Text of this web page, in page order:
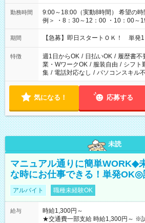
勤務時間
9:00～18:00（実動8時間） 希望の時間帯を選べます！ ＜シフト
例＞ ・8：30～12：00 ・10：00～
・13：00～22：00 ・22：00～翌6
期間 【急募】即日スタートＯＫ！ 単発1
特徴 週1日からOK / 日払いOK / 履歴書不
業・WワークOK / 服装自由 / シフト
集 / 電話対応なし / パソコンスキル
気になる！ 応募する
未読
マニュアル通りに簡単WORK◆
な時にお仕事できる！単発OK◎
アルバイト 職種未経験OK
給与
時給1,300円～
★交通費一部支給 時給1,300円～ ※